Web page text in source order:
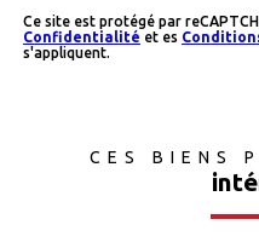
Ce site est protégé par
Confidentialité et es
s'appliquent.
CES BIENS